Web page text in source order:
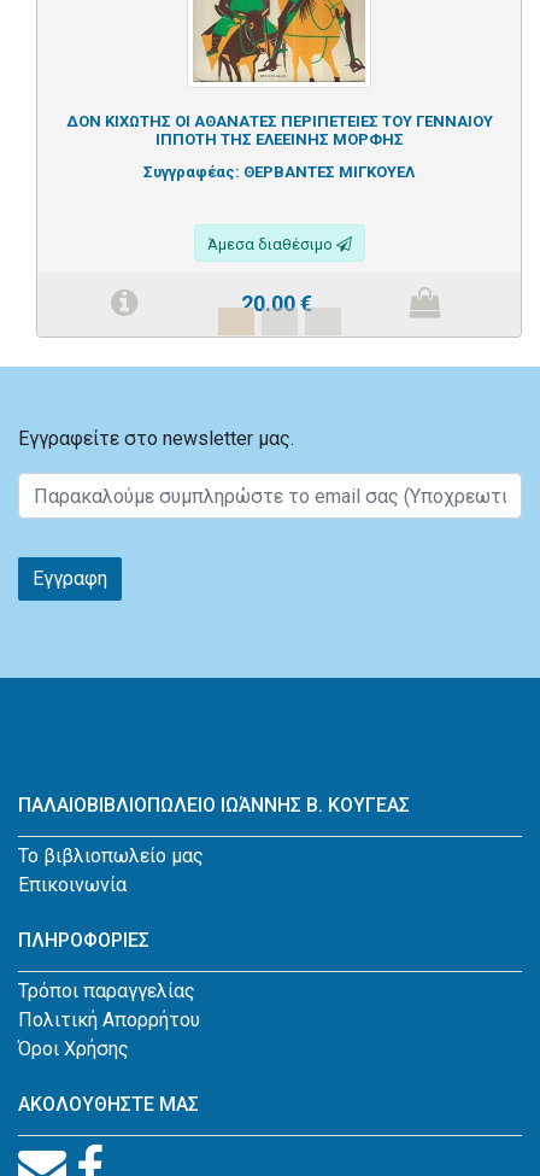
ΔΟΝ ΚΙΧΩΤΗΣ ΟΙ ΑΘΑΝΑΤΕΣ ΠΕΡΙΠΕΤΕΙΕΣ ΤΟΥ ΓΕΝΝΑΙΟΥ
ΙΠΠΟΤΗ ΤΗΣ ΕΛΕΕΙΝΗΣ ΜΟΡΦΗΣ
Συγγραφέας: ΘΕΡΒΑΝΤΕΣ ΜΙΓΚΟΥΕΛ
Άμεσα διαθέσιμο
20.00€
Εγγραφείτε στο newsletter μας.
Εγγραφη
ΠΑΛΑΙΟΒΙΒΛΙΟΠΩΛΕΙΟ ΙΩΆΝΝΗΣ Β. ΚΟΥΓΕΑΣ
Το βιβλιοπωλείο μας
Επικοινωνία
ΠΛΗΡΟΦΟΡΙΕΣ
Τρόποι παραγγελίας
Πολιτική Απορρήτου
Όροι Χρήσης
ΑΚΟΛΟΥΘΗΣΤΕ ΜΑΣ